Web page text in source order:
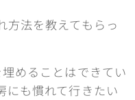
方法を教えてもらっ
めることはできてい
にも慣れて行きたい